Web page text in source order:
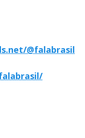
@falabrasil